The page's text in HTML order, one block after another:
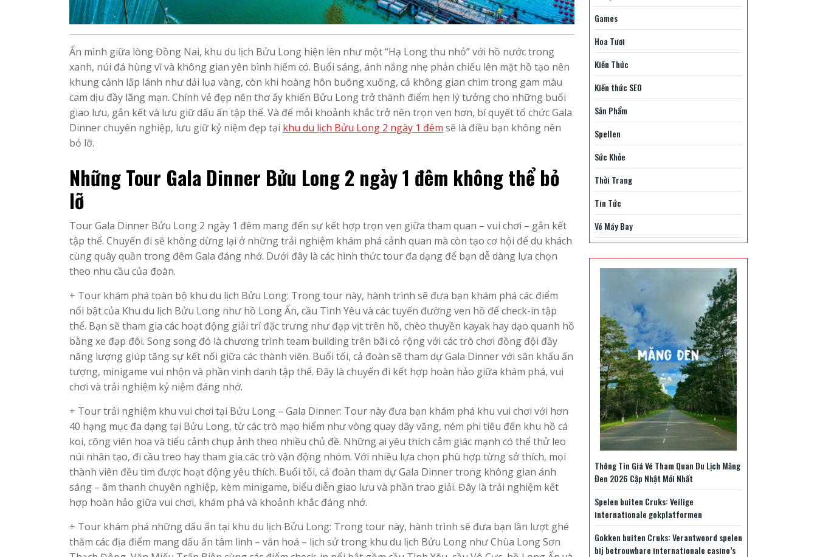
Ẩn mình giữa lòng Đồng Nai, khu du lịch Bửu Long hiện lên như một “Hạ Long thu nhỏ” với hồ nước trong
xanh, núi đá hùng vĩ và không gian yên bình hiếm có. Buổi sáng, ánh nắng nhẹ phản chiếu lên mặt hồ tạo nên
khung cảnh lấp lánh như dải lụa vàng, còn khi hoàng hôn buông xuống, cả không gian chìm trong gam màu
cam dịu đầy lãng mạn. Chính vẻ đẹp nên thơ ấy khiến Bửu Long trở thành điểm hẹn lý tưởng cho những buổi
giao lưu, gắn kết và lưu giữ dấu ấn tập thể. Và để mỗi khoảnh khắc trở nên trọn vẹn hơn, bí quyết tổ chức Gala
Dinner chuyên nghiệp, lưu giữ kỷ niệm đẹp tại khu du lịch Bửu Long 2 ngày 1 đêm sẽ là điều bạn không nên
bỏ lỡ.
Những Tour Gala Dinner Bửu Long 2 ngày 1 đêm không thể bỏ
lỡ
Tour Gala Dinner Bửu Long 2 ngày 1 đêm mang đến sự kết hợp trọn vẹn giữa tham quan – vui chơi – gắn kết
tập thể. Chuyến đi sẽ không dừng lại ở những trải nghiệm khám phá cảnh quan mà còn tạo cơ hội để du khách
cùng quây quần trong đêm Gala đáng nhớ. Dưới đây là các hình thức tour đa dạng để bạn dễ dàng lựa chọn
theo nhu cầu của đoàn.
+ Tour khám phá toàn bộ khu du lịch Bửu Long: Trong tour này, hành trình sẽ đưa bạn khám phá các điểm
nổi bật của Khu du lịch Bửu Long như hồ Long Ẩn, cầu Tình Yêu và các tuyến đường ven hồ để check-in tập
thể. Bạn sẽ tham gia các hoạt động giải trí đặc trưng như đạp vịt trên hồ, chèo thuyền kayak hay dạo quanh hồ
bằng xe đạp đôi. Song song đó là chương trình team building trên bãi cỏ rộng với các trò chơi đồng đội đầy
năng lượng giúp tăng sự kết nối giữa các thành viên. Buổi tối, cả đoàn sẽ tham dự Gala Dinner với sân khấu ấn
tượng, minigame vui nhộn và phần vinh danh tập thể. Đây là chuyến đi kết hợp hoàn hảo giữa khám phá, vui
chơi và trải nghiệm kỷ niệm đáng nhớ.
+ Tour trải nghiệm khu vui chơi tại Bửu Long – Gala Dinner: Tour này đưa bạn khám phá khu vui chơi với hơn
40 hạng mục đa dạng tại Bửu Long, từ các trò mạo hiểm như vòng quay dây văng, ném phi tiêu đến khu hồ cá
koi, công viên hoa và tiểu cảnh chụp ảnh theo nhiều chủ đề. Những ai yêu thích cảm giác mạnh có thể thử leo
núi nhân tạo, đi cầu treo hay tham gia các trò vận động nhóm. Với nhiều lựa chọn phù hợp từng sở thích, mọi
thành viên đều tìm được hoạt động yêu thích. Buổi tối, cả đoàn tham dự Gala Dinner trong không gian ánh
sáng – âm thanh chuyên nghiệp, kèm minigame, biểu diễn giao lưu và phần trao giải. Đây là trải nghiệm kết
hợp hoàn hảo giữa vui chơi, khám phá và khoảnh khắc đáng nhớ.
+ Tour khám phá những dấu ấn tại khu du lịch Bửu Long: Trong tour này, hành trình sẽ đưa bạn lần lượt ghé
thăm các địa điểm mang dấu ấn tâm linh – văn hoá – lịch sử trong khu du lịch Bửu Long như Chùa Long Sơn
Games
Hoa Tươi
Kiến Thức
Kiến thức SEO
Sản Phẩm
Spellen
Sức Khỏe
Thời Trang
Tin Tức
Vé Máy Bay
Thông Tin Giá Vé Tham Quan Du Lịch Măng
Đen 2026 Cập Nhật Mới Nhất
Spelen buiten Cruks: Veilige
internationale gokplatformen
Gokken buiten Cruks: Verantwoord spelen
bij betrouwbare internationale casino’s